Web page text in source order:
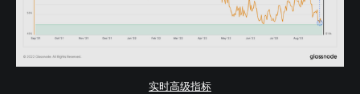
实时高级指标